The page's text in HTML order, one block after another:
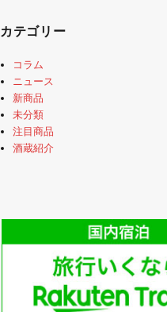
カテゴリー
コラム
ニュース
新商品
未分類
注目商品
酒蔵紹介